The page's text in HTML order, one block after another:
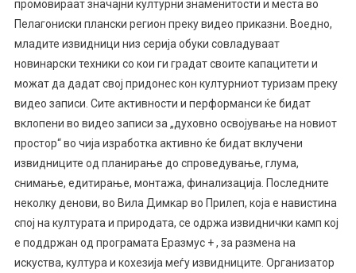
промовираат значајни културни знаменитости и места во
Пелагониски плански регион преку видео приказни. Воедно,
младите извидници низ серија обуки совладуваат
новинарски техники со кои ги градат своите капацитети и
можат да дадат свој придонес кон културниот туризам преку
видео записи. Сите активности и перформанси ќе бидат
вклопени во видео записи за „духовно освојување на новиот
простор“ во чија изработка активно ќе бидат вклучени
извидниците од планирање до спроведување, глума,
снимање, едитирање, монтажа, финализација. Последните
неколку денови, во Вила Димкар во Прилеп, која е навистина
спој на културата и природата, се одржа извиднички камп кој
е поддржан од програмата Еразмус + , за размена на
искуства, култура и кохезија меѓу извидниците. Организатор